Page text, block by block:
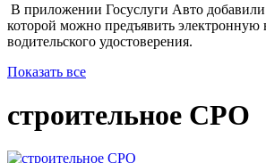
В приложении Госуслуги Авто
которой можно предъявить электронную
водительского удостоверения.
Показать все
строительное СРО